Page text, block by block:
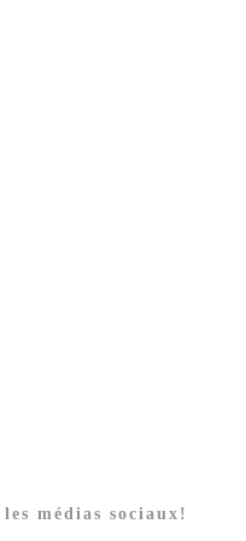
médias sociaux!